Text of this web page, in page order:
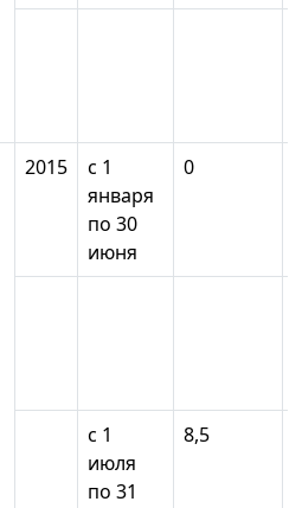
2015
с 1
января
по 30
июня
0
с 1
июля
по 31
8,5